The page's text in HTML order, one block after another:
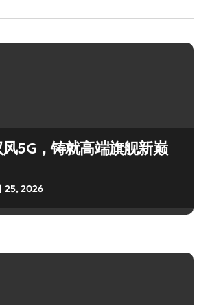
5G，铸就高端旗舰新巅
25, 2026